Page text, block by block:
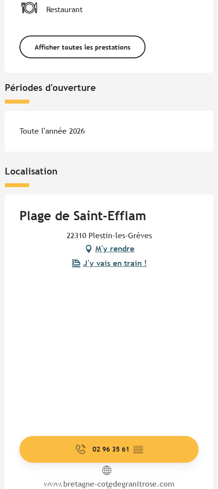
Restaurant
Afficher toutes les prestations
Périodes d'ouverture
Toute l'année 2026
Localisation
Plage de Saint-Efflam
22310 Plestin-les-Grèves
M'y rendre
J'y vais en train !
02 96 35 61 ▒▒
www.bretagne-cotedegranitrose.com